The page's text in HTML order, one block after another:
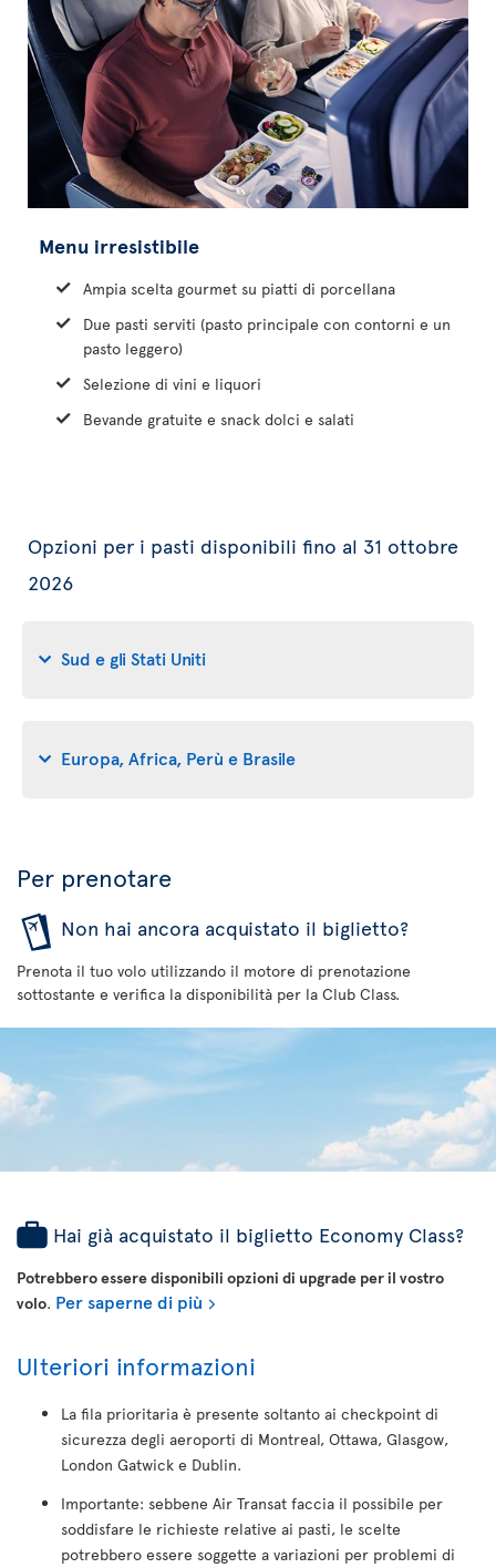
Menu irresistibile
Ampia scelta gourmet su piatti di porcellana
Due pasti serviti (pasto principale con contorni e un
pasto leggero)
Selezione di vini e liquori
Bevande gratuite e snack dolci e salati
Opzioni per i pasti disponibili fino al 31 ottobre
2026
Sud e gli Stati Uniti
Europa, Africa, Perù e Brasile
Per prenotare
Non hai ancora acquistato il biglietto?
Prenota il tuo volo utilizzando il motore di prenotazione
sottostante e verifica la disponibilità per la Club Class.
Hai già acquistato il biglietto Economy Class?
Potrebbero essere disponibili opzioni di upgrade per il vostro
volo. Per saperne di più
Ulteriori informazioni
La fila prioritaria è presente soltanto ai checkpoint di
sicurezza degli aeroporti di Montreal, Ottawa, Glasgow,
London Gatwick e Dublin.
Importante: sebbene Air Transat faccia il possibile per
soddisfare le richieste relative ai pasti, le scelte
potrebbero essere soggette a variazioni per problemi di